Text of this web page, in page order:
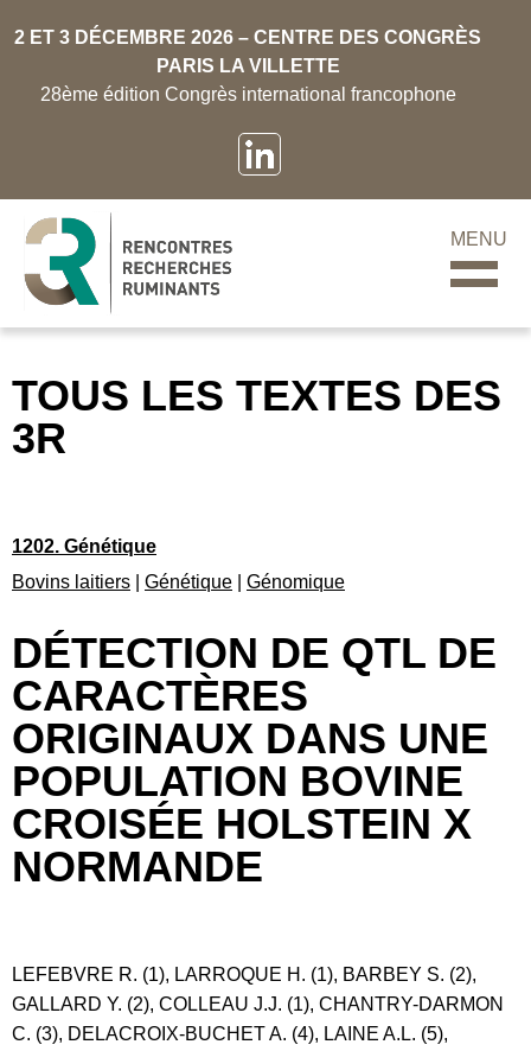
2 ET 3 DÉCEMBRE 2026 – CENTRE DES CONGRÈS
PARIS LA VILLETTE
28ème édition Congrès international francophone
MENU
TOUS LES TEXTES DES
3R
1202. Génétique
Bovins laitiers
Génétique Génomique
DÉTECTION DE QTL DE
CARACTÈRES
ORIGINAUX DANS UNE
POPULATION BOVINE
CROISÉE HOLSTEIN X
NORMANDE
LEFEBVRE R. (1), LARROQUE H. (1), BARBEY S. (2),
GALLARD Y. (2), COLLEAU J.J. (1), CHANTRY-DARMON
C. (3), DELACROIX-BUCHET A. (4), LAINE A.L. (5),